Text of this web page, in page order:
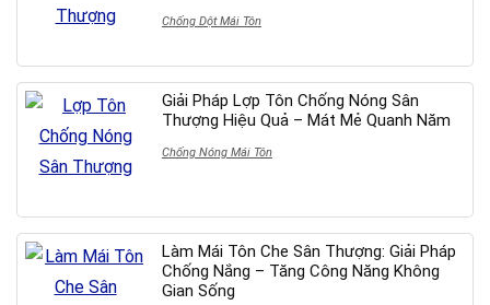
Chống Dột Mái Tôn
Giải Pháp Lợp Tôn Chống Nóng Sân
Thượng Hiệu Quả – Mát Mẻ Quanh Năm
Chống Nóng Mái Tôn
Làm Mái Tôn Che Sân Thượng: Giải Pháp
Chống Nắng – Tăng Công Năng Không
Gian Sống